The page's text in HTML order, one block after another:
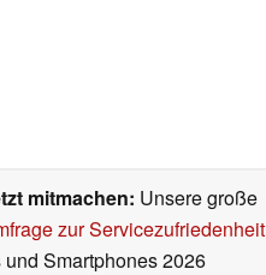
mitmachen: Unsere große
zur Servicezufriedenheit
Smartphones 2026